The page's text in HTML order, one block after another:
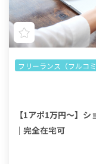
フリーランス（フルコ
【1アポ1万円～】
｜完全在宅可